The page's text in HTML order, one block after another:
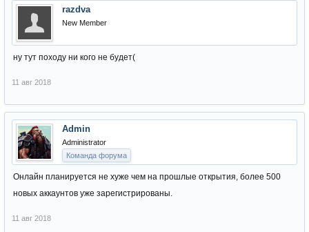
razdva
New Member
ну тут походу ни кого не будет(
11 авг 2018
Admin
Administrator
Команда форума
Онлайн планируется не хуже чем на прошлые открытия, более 500
новых аккаунтов уже зарегистрированы.
11 авг 2018